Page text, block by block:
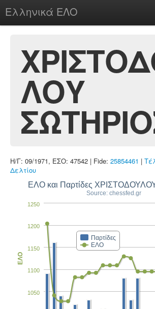
Ελληνικά ΕΛΟ
chesstu.be @ discord
LoginΛΟΥ
Η/Γ: 09/1971, ΕΣΟ: 47542 | Fide: 25854461 |
Δελτίου
ΕΛΟ και Παρτίδες
Source: chessfed.gr
Παρτίδες
ΕΛΟ
1050
1100
1150
1200
1250
ΕΛΟ